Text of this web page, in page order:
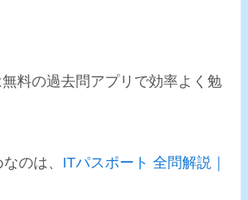
料の過去問アプリで効率よく勉
のは、 ITパスポート 全問解説｜